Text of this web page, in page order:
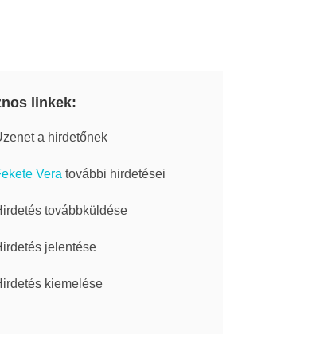
linkek:
a hirdetőnek
Vera további hirdetései
továbbküldése
jelentése
kiemelése